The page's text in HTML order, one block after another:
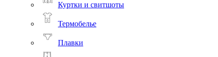
Куртки и свитшоты
Термобелье
Плавки